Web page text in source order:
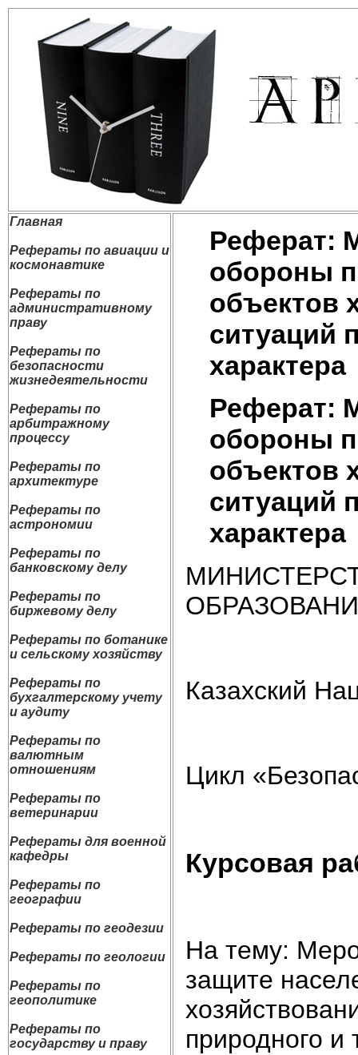
Главная
Рефераты по авиации и
космонавтике
Рефераты по
административному
праву
Рефераты по
безопасности
жизнедеятельности
Рефераты по
арбитражному
процессу
Рефераты по
архитектуре
Рефераты по
астрономии
Рефераты по
банковскому делу
Рефераты по
биржевому делу
Рефераты по ботанике
и сельскому хозяйству
Рефераты по
бухгалтерскому учету
и аудиту
Рефераты по
валютным
отношениям
Рефераты по
ветеринарии
Рефераты для военной
кафедры
Рефераты по
географии
Рефераты по геодезии
Рефераты по геологии
Рефераты по
геополитике
Рефераты по
государству и праву
Реферат:
обороны
объектов
ситуаций
характера
Реферат:
обороны
объектов
ситуаций
характера
Казахский
Цикл
Курсовая
На тему:
защите
природного и